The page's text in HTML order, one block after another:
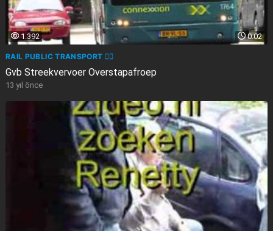
0:02
1.392
RAIL PUBLIC TRANSPORT 🏳️‍🌈
Gvb Streekvervoer Overstapafroep
13 yıl önce